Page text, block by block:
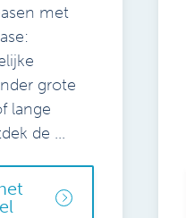
met
grote
lange
de ...